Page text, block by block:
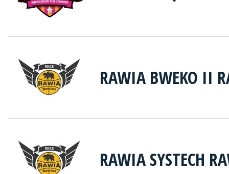
RAWIA BWEKO II
RAWIA SYSTECH